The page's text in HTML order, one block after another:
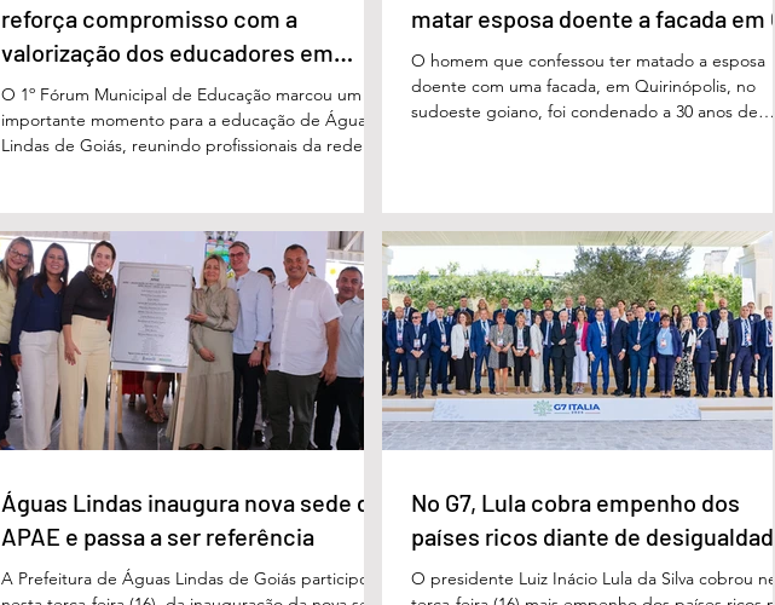
reforça compromisso com a
valorização dos educadores em
Águas Lindas
O 1º Fórum Municipal de Educação marcou um
importante momento para a educação de Águas
Lindas de Goiás, reunindo profissionais da rede
um papel fundamental na formação das futuras
gerações. Durante o evento, o secretário municipal
de Educação, Denildson Oliveira, destacou que o
fórum nasceu do desejo de oferecer aos
educadores muito mais do que um
matar esposa doente a facada em
O homem que confessou ter matado a esposa
doente com uma facada, em Quirinópolis, no
sudoeste goiano, foi condenado a 30 anos de
Acidente Vascular Cerebral (AVC) e estava em
condição de fragilidade física. De acordo com o
processo, Cléria foi morta com um único golpe
faca no pescoço, enquanto estava no quarto
repousando, desferido pelo
Águas Lindas inaugura nova sede da
APAE e passa a ser referência
A Prefeitura de Águas Lindas de Goiás participou,
No G7, Lula cobra empenho dos
países ricos diante de
O presidente Luiz Inácio Lula da Silva cobrou